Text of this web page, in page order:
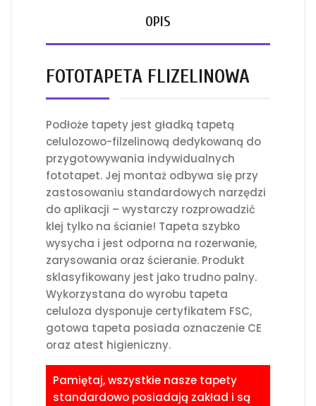
OPIS
FOTOTAPETA FLIZELINOWA
Podłoże tapety jest gładką tapetą
celulozowo-filzelinową dedykowaną do
przygotowywania indywidualnych
fototapet. Jej montaż odbywa się przy
zastosowaniu standardowych narzędzi
do aplikacji – wystarczy rozprowadzić
klej tylko na ścianie! Tapeta szybko
wysycha i jest odporna na rozerwanie,
zarysowania oraz ścieranie. Produkt
sklasyfikowany jest jako trudno palny.
Wykorzystana do wyrobu tapeta
celuloza dysponuje certyfikatem FSC,
gotowa tapeta posiada oznaczenie CE
oraz atest higieniczny.
Pamiętaj, wszystkie nasze tapety
standardowo posiadają zakład i są